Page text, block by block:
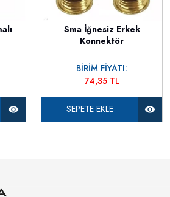
Sma İğnesiz Erkek
Konnektör
BİRİM FİYATI:
74,35 TL
SEPETE EKLE